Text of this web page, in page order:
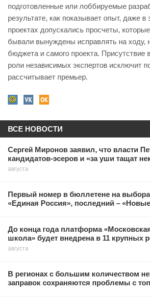
подготовленные или лоббируемые
результате, как показывает опыт, даже
проектах допускались просчеты,
бывали вынуждены исправлять на ходу,
бюджета и самого проекта. Присутствие
роли независимых экспертов исключит
рассчитывает премьер.
ВСЕ НОВОСТИ
Сергей Миронов заявил, что власти
кандидатов-эсеров и «за уши тащат
августа
Первый номер в бюллетене на
«Единая Россия», последний –
До конца года платформа
школа» будет внедрена в 11 крупных
августа
В регионах с большим количеством
заправок сохраняются проблемы с